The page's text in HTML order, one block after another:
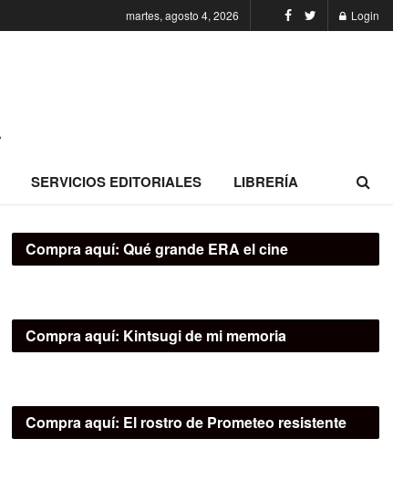
martes, agosto 4, 2026 Login
SERVICIOS EDITORIALES LIBRERÍA
Compra aquí: Qué grande ERA el cine
Compra aquí: Kintsugi de mi memoria
Compra aquí: El rostro de Prometeo resistente